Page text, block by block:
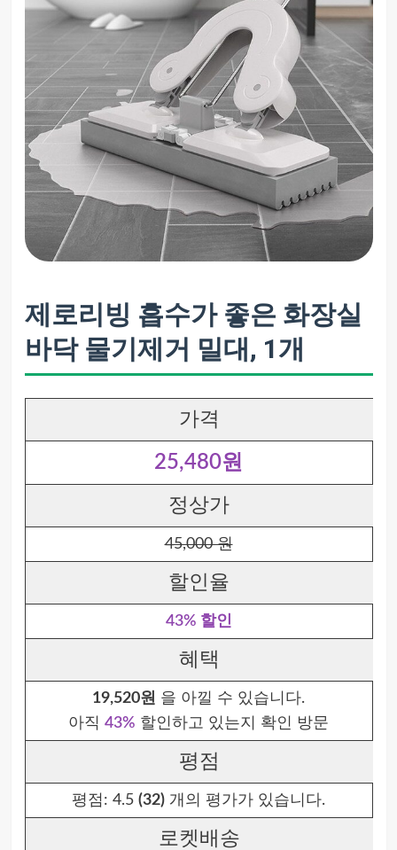
제로리빙 흡수가 좋은 화장실
바닥 물기제거 밀대, 1개
가격
25,480원
정상가
45,000 원
할인율
43% 할인
혜택
19,520원 을 아낄 수 있습니다.
아직 43% 할인하고 있는지 확인 방문
평점
평점: 4.5 (32) 개의 평가가 있습니다.
로켓배송